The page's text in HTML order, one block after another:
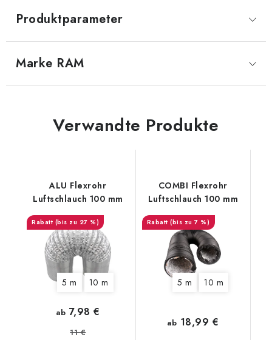
Produktparameter
Marke RAM
Verwandte Produkte
ALU Flexrohr
Luftschlauch 100 mm
(bis zu 27 %)
5 m 10 m
ab 7,98 €
11 €
COMBI Flexrohr
Luftschlauch 100 mm
(bis zu 7 %)
5 m 10 m
ab 18,99 €